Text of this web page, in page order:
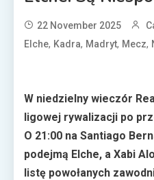
22 November 2025
Elche, Kadra, Madryt, Mecz,
W niedzielny wieczór
ligowej rywalizacji po
O 21:00 na Santiago
podejmą Elche, a Xabi
listę powołanych